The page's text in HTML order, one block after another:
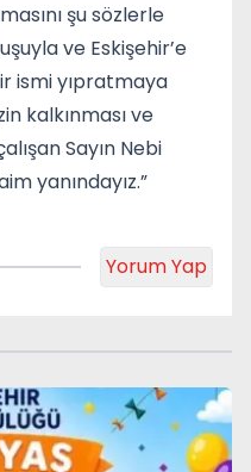
şu sözlerle
ve Eskişehir’e
ismi yıpratmaya
kalkınması ve
Sayın Nebi
yanındayız.”
Yorum Yap